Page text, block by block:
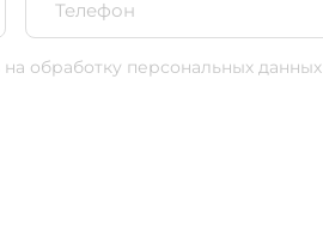
на обработку персональных данных